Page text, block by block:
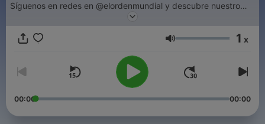
Síguenos en redes en @elordenmundial y descubre nuestro
contenido en https://elordenmundial.com/ Producido por The
Głośność 1 x
00:00 00:00